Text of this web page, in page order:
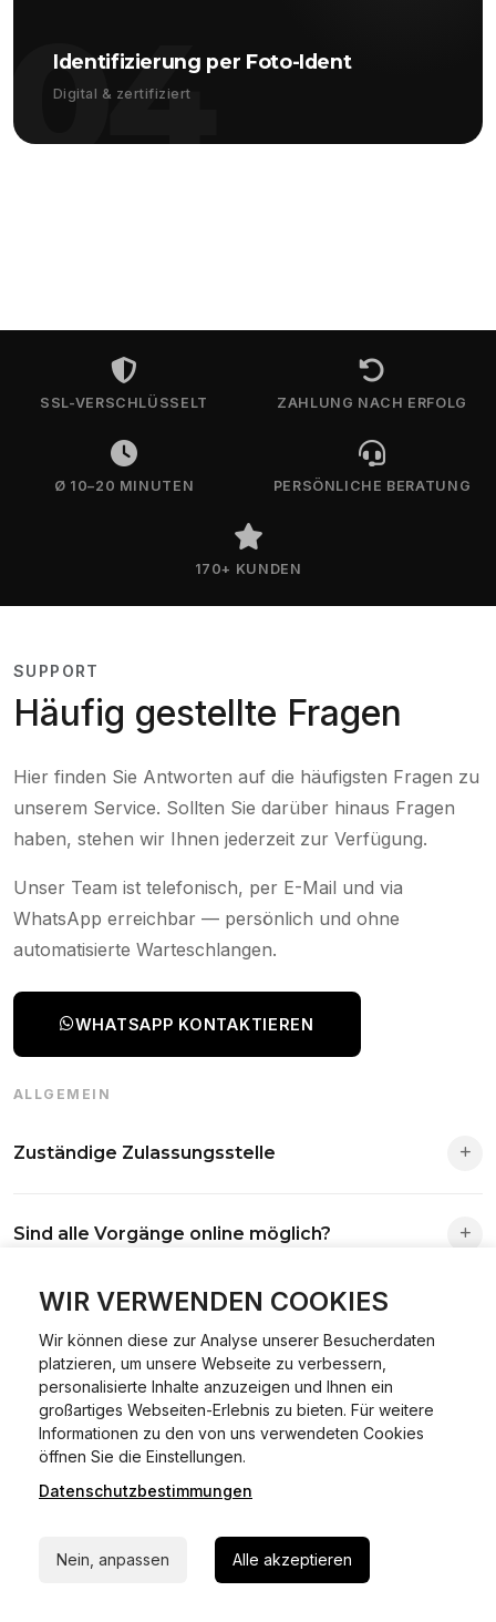
WIR VERWENDEN COOKIES
Wir können diese zur Analyse unserer Besucherdaten
platzieren, um unsere Webseite zu verbessern,
personalisierte Inhalte anzuzeigen und Ihnen ein
großartiges Webseiten-Erlebnis zu bieten. Für weitere
Informationen zu den von uns verwendeten Cookies
öffnen Sie die Einstellungen.
Datenschutzbestimmungen
Nein, anpassen Alle akzeptieren
04
Identifizierung per Foto-Ident
Digital & zertifiziert
SSL-VERSCHLÜSSELT ZAHLUNG NACH ERFOLG
Ø 10–20 MINUTEN PERSÖNLICHE BERATUNG
170+ KUNDEN
SUPPORT
Häufig gestellte Fragen
Hier finden Sie Antworten auf die häufigsten Fragen zu
unserem Service. Sollten Sie darüber hinaus Fragen
haben, stehen wir Ihnen jederzeit zur Verfügung.
Unser Team ist telefonisch, per E-Mail und via
WhatsApp erreichbar — persönlich und ohne
automatisierte Warteschlangen.
WHATSAPP KONTAKTIEREN
ALLGEMEIN
Zuständige Zulassungsstelle
Antrag wird automatisch an die richtige Stelle weitergeleitet.
Sind alle Vorgänge online möglich?
Fast alle Vorgänge sind online machbar. Ausnahme:
01.01.2015.
Was ist Online Kfz-Zulassung?
Ein Internetverfahren, mit dem du Fahrzeuge anmelden,
ummelden oder abmelden kannst – inklusive Dateneingabe,
Dokumentprüfung und Bezahlung.
Welche Vorteile gibt es?
Zeitersparnis, flexible Durchführung, kein Besuch der
Behörde notwendig.
Fahrzeugbrief, Fahrzeugschein, Ausweis oder Reisepass,
Versicherungsnachweis, falls erforderlich TÜV-Bericht.
Wie sicher ist das Verfahren?